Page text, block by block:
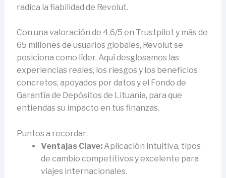
radica la fiabilidad de Revolut.
Con una valoración de 4.6/5 en Trustpilot y más de
65 millones de usuarios globales, Revolut se
posiciona como líder. Aquí desglosamos las
experiencias reales, los riesgos y los beneficios
concretos, apoyados por datos y el Fondo de
Garantía de Depósitos de Lituania, para que
entiendas su impacto en tus finanzas.
Puntos a recordar:
Ventajas Clave:Aplicación intuitiva, tipos
de cambio competitivos y excelente para
viajes internacionales.